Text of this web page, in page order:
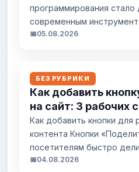
программирования
современным
сайтов, нейросети и
правильный выбор
их возможностей.
дизайна без кода
предлагают различные
Конструкторы типа Tilda
предоставляют гибкие...
📅05.08.2026
БЕЗ РУБРИКИ
Как добавить
на сайт: 3 рабочих
типичные ошибки
Как добавить кнопки для
контента Кнопки
посетителям быстро
контентом в социальных
📅04.08.2026